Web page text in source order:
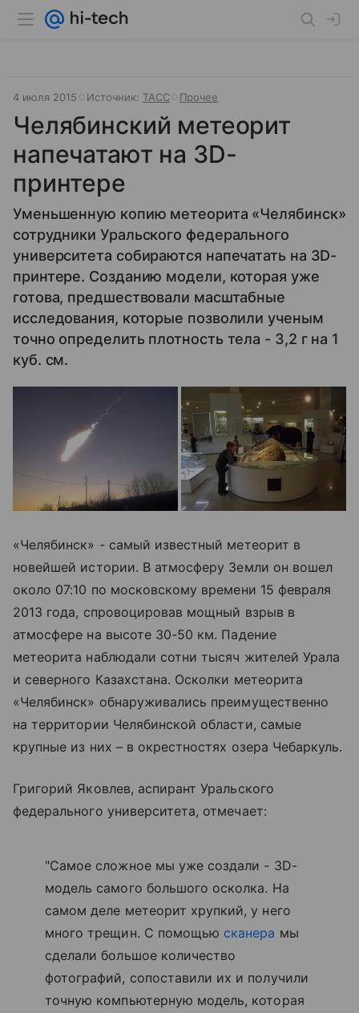
4 июля 2015 Источник: ТАСС Прочее
Челябинский метеорит
напечатают на 3D-
принтере
Уменьшенную копию метеорита «Челябинск»
сотрудники Уральского федерального
университета собираются напечатать на 3D-
принтере. Созданию модели, которая уже
готова, предшествовали масштабные
исследования, которые позволили ученым
точно определить плотность тела - 3,2 г на 1
куб. см.
«Челябинск» - самый известный метеорит в
новейшей истории. В атмосферу Земли он вошел
около 07:10 по московскому времени 15 февраля
2013 года, спровоцировав мощный взрыв в
атмосфере на высоте 30-50 км. Падение
метеорита наблюдали сотни тысяч жителей Урала
и северного Казахстана. Осколки метеорита
«Челябинск» обнаруживались преимущественно
на территории Челябинской области, самые
крупные из них – в окрестностях озера Чебаркуль.
Григорий Яковлев, аспирант Уральского
федерального университета, отмечает:
"Самое сложное мы уже создали - 3D-
модель самого большого осколка. На
самом деле метеорит хрупкий, у него
много трещин. С помощью сканера мы
сделали большое количество
фотографий, сопоставили их и получили
точную компьютерную модель, которая